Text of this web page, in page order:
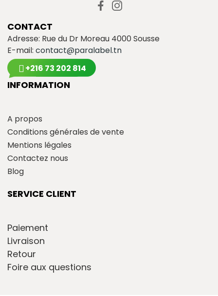
CONTACT
Adresse: Rue du Dr Moreau 4000 Sousse
E-mail: contact@paralabel.tn
+216 73 202 814
INFORMATION
A propos
Conditions générales de vente
Mentions légales
Contactez nous
Blog
SERVICE CLIENT
Paiement
Livraison
Retour
Foire aux questions